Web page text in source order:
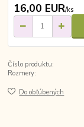
16,00 EUR/ks
Číslo produktu:
Rozmery:
Do obľúbených